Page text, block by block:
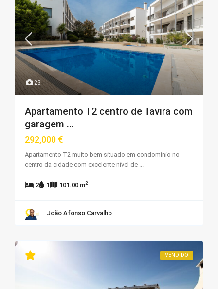
23
Apartamento T2 centro de Tavira com
garagem ...
292,000 €
Apartamento T2 muito bem situado em condomínio no
centro da cidade com excelente nível de ...
2 1 101.00 m2
João Afonso Carvalho
VENDIDO